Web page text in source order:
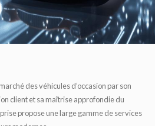
des véhicules d’occasion par son
client et sa maîtrise approfondie du
propose une large gamme de services